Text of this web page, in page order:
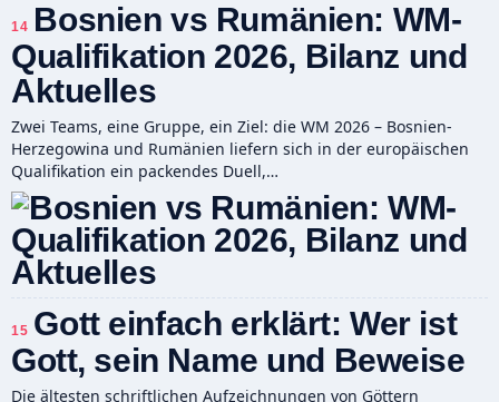
14 Bosnien vs Rumänien: WM-
Qualifikation 2026, Bilanz und
Aktuelles
Zwei Teams, eine Gruppe, ein Ziel: die WM 2026 – Bosnien-
Herzegowina und Rumänien liefern sich in der europäischen
Qualifikation ein packendes Duell,…
15 Gott einfach erklärt: Wer ist
Gott, sein Name und Beweise
Die ältesten schriftlichen Aufzeichnungen von Göttern